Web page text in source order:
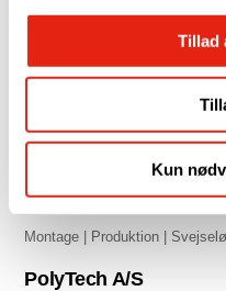
Tillad
Kun
Montage Produktion
PolyTech A/S